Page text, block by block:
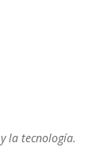
la tecnología.